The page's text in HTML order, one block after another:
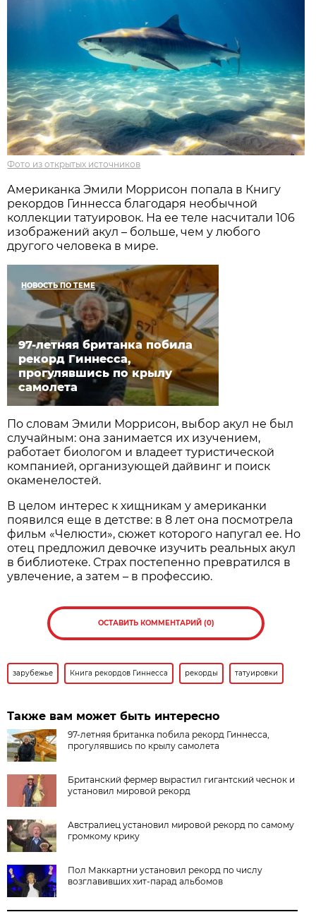
Фото из открытых источников
Американка Эмили Моррисон попала в Книгу
рекордов Гиннесса благодаря необычной
коллекции татуировок. На ее теле насчитали 106
изображений акул – больше, чем у любого
другого человека в мире.
НОВОСТЬ ПО ТЕМЕ
97-летняя британка побила
рекорд Гиннесса,
прогулявшись по крылу
самолета
По словам Эмили Моррисон, выбор акул не был
случайным: она занимается их изучением,
работает биологом и владеет туристической
компанией, организующей дайвинг и поиск
окаменелостей.
В целом интерес к хищникам у американки
появился еще в детстве: в 8 лет она посмотрела
фильм «Челюсти», сюжет которого напугал ее. Но
отец предложил девочке изучить реальных акул
в библиотеке. Страх постепенно превратился в
увлечение, а затем – в профессию.
ОСТАВИТЬ КОММЕНТАРИЙ (0)
зарубежье Книга рекордов Гиннесса рекорды татуировки
Также вам может быть интересно
97-летняя британка побила рекорд Гиннесса,
прогулявшись по крылу самолета
Британский фермер вырастил гигантский чеснок и
установил мировой рекорд
Австралиец установил мировой рекорд по самому
громкому крику
Пол Маккартни установил рекорд по числу
возглавивших хит-парад альбомов